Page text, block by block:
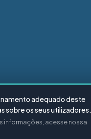
adequado deste
sobre os seus utilizadores.
informações, acesse nossa